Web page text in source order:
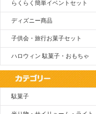
らくらく簡単イベントセット
ディズニー商品
子供会・旅行お菓子セット
ハロウィン 駄菓子・おもちゃ
駄菓子